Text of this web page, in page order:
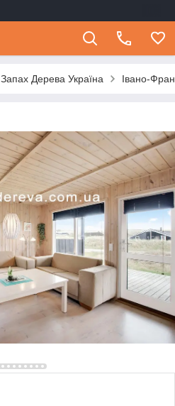
Запах Дерева Україна Івано-